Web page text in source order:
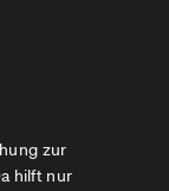
zur
hilft nur